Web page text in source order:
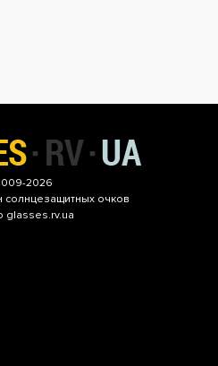
2026
солнцезащитных очков
glasses.rv.ua